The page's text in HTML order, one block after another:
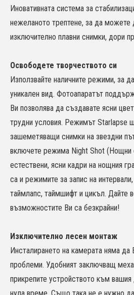
Иновативната система за
нежеланото трептене, за да можете
изключително плавни снимки, дори
Освободете творчеството си
Използвайте наличните режими, за
уникален вид. Фотоапаратът
Ви позволява да създавате ясни
трудни условия. Режимът Starlapse
зашеметяващи снимки на звездни
включете режима Night Shot (Нощни
естествени, ясни кадри на нощния
са и режимите за запис на
таймлапс, таймшифт и цикъл. Дайте
възможностите Ви са безкрайни!
Изключително лесен монтаж
Инсталирането на камерата няма да
проблеми. Удобният заключващ
прикрепите устройството към